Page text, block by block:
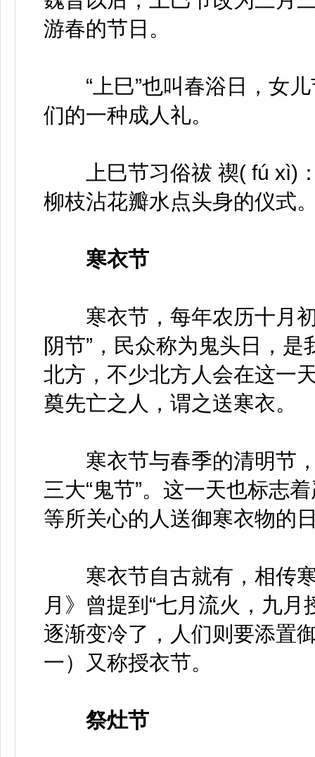
游春的节日。
“上巳”也叫春浴日，女儿
们的一种成人礼。
上巳节习俗祓 禊( fú xì)：
柳枝沾花瓣水点头身的仪式
寒衣节
寒衣节，每年农历十月初
阴节”，民众称为鬼头日，
北方，不少北方人会在这一
奠先亡之人，谓之送寒衣。
寒衣节与春季的清明节，
三大“鬼节”。这一天也标志
等所关心的人送御寒衣物的
寒衣节自古就有，相传寒
月》曾提到“七月流火，九
逐渐变冷了，人们则要添置
一）又称授衣节。
祭灶节